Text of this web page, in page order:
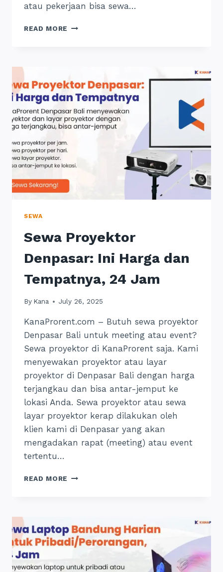
atau pekerjaan bisa sewa…
READ MORE SEWA
DAN
HARGANYA,
24
JAM
SEWA
Sewa Proyektor
Denpasar: Ini Harga dan
Tempatnya, 24 Jam
By Kana July 26, 2025
KanaProrent.com – Butuh sewa proyektor
Denpasar Bali untuk meeting atau event?
Sewa proyektor di KanaProrent saja. Kami
menyewakan proyektor atau layar
proyektor di Denpasar Bali dengan harga
terjangkau dan bisa antar-jemput ke
lokasi Anda. Sewa proyektor atau sewa
layar proyektor kerap dilakukan oleh
klien kami di Denpasar yang akan
mengadakan rapat (meeting) atau event
tertentu…
READ MORE SEWA
DAN
TEMPATNYA,
24